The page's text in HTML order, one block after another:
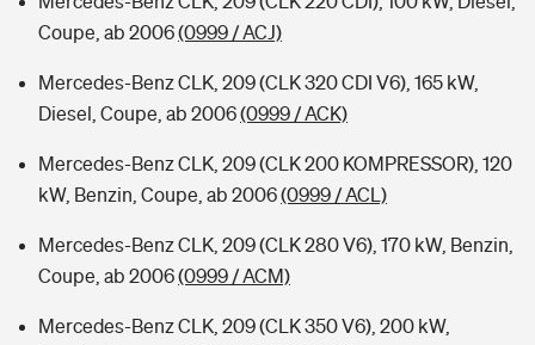
Coupe, ab 2006(0999 / ACJ)
Mercedes-Benz CLK, 209 (CLK 320 CDI V6), 165 kW,
Diesel, Coupe, ab 2006(0999 / ACK)
Mercedes-Benz CLK, 209 (CLK 200 KOMPRESSOR), 120
kW, Benzin, Coupe, ab 2006(0999 / ACL)
Mercedes-Benz CLK, 209 (CLK 280 V6), 170 kW, Benzin,
Coupe, ab 2006(0999 / ACM)
Mercedes-Benz CLK, 209 (CLK 350 V6), 200 kW,